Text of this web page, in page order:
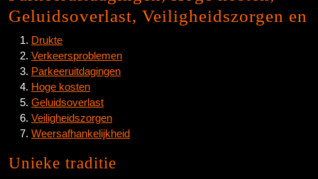
Geluidsoverlast, Veiligheidszorgen en
Drukte
Verkeersproblemen
Parkeeruitdagingen
Hoge kosten
Geluidsoverlast
Veiligheidszorgen
Weersafhankelijkheid
Unieke traditie